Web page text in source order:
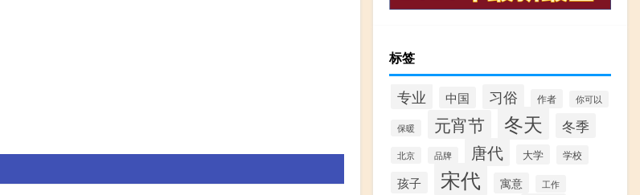
标签
专业 中国 习俗 作者 你可以
保暖 元宵节 冬天 冬季
北京 品牌 唐代 大学 学校
孩子 宋代 寓意 工作